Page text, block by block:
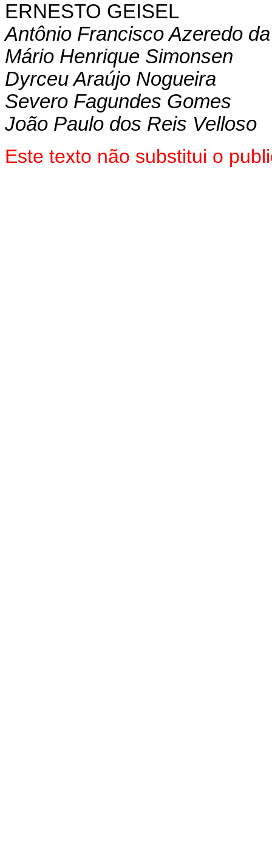
ERNESTO GEISEL
Antônio Francisco Azeredo
Mário Henrique Simonsen
Dyrceu Araújo Nogueira
Severo Fagundes Gomes
João Paulo dos Reis Velloso
Este texto não substitui o